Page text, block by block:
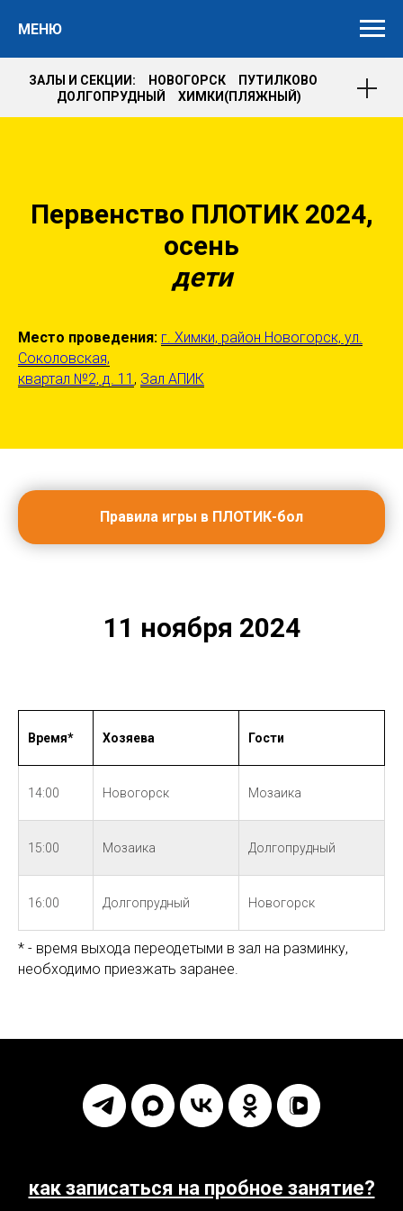
МЕНЮ
ЗАЛЫ И СЕКЦИИ: НОВОГОРСК ПУТИЛКОВО
ДОЛГОПРУДНЫЙ ХИМКИ(ПЛЯЖНЫЙ)
Первенство ПЛОТИК 2024,
осень
дети
Место проведения: г. Химки, район Новогорск, ул.
Соколовская,
квартал №2, д. 11 , Зал АПИК
Правила игры в ПЛОТИК-бол
11 ноября 2024
Время* Хозяева Гости
14:00 Новогорск Мозаика
15:00 Мозаика Долгопрудный
16:00 Долгопрудный Новогорск
* - время выхода переодетыми в зал на разминку,
необходимо приезжать заранее.
как записаться на пробное занятие?